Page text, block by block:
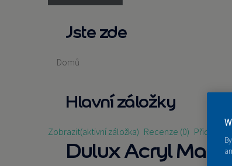
Jste zde
Domů
Hlavní záložky
Zobrazit(aktivní záložka) Recenze (0) Přidat
Dulux Acryl Matt